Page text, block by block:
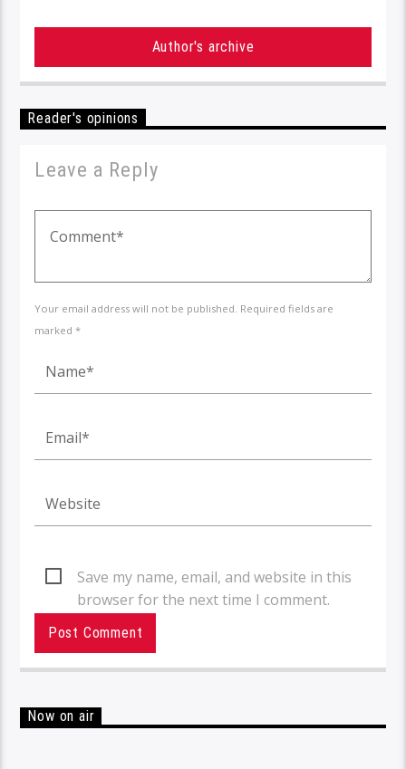
Author's archive
Reader's opinions
Leave a Reply
Your email address will not be published. Required fields are
marked *
Save my name, email, and website in this
browser for the next time I comment.
Now on air